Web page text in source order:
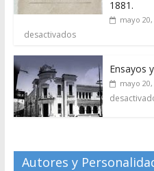
1881.
mayo 20,
desactivados
Ensayos
mayo 20,
Autores y